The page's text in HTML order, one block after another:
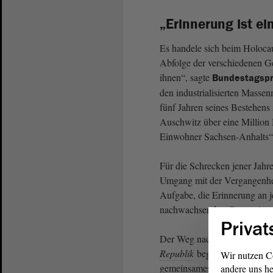
„Erinnerung ist
Es handele sich beim
Abfolge der verschiedenen
ihnen“, sagte
den industrialisierten
fünf Jahren seines
Auschwitz über eine Million
Einwohner Sachsen-
Für die Schrecken jener
Umgang mit der
Aufgabe, die Erinnerung an
nachwachsenden
Der Weg nach Auschwitz
Republik begonnen, sie sei
gemeinsames Handeln
Wir nutzen
andere uns